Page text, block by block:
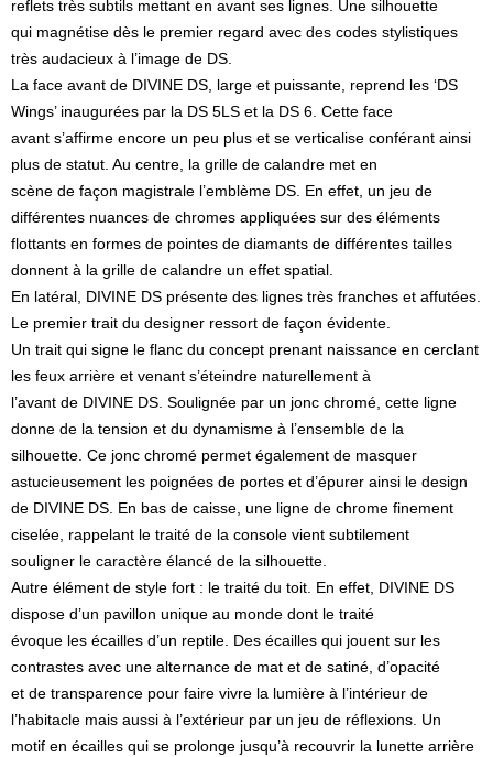
reflets très subtils mettant en avant ses lignes. Une silhouette
qui magnétise dès le premier regard avec des codes stylistiques
très audacieux à l’image de DS.
La face avant de DIVINE DS, large et puissante, reprend les ‘DS
Wings’ inaugurées par la DS 5LS et la DS 6. Cette face
avant s’affirme encore un peu plus et se verticalise conférant ainsi
plus de statut. Au centre, la grille de calandre met en
scène de façon magistrale l’emblème DS. En effet, un jeu de
différentes nuances de chromes appliquées sur des éléments
flottants en formes de pointes de diamants de différentes tailles
donnent à la grille de calandre un effet spatial.
En latéral, DIVINE DS présente des lignes très franches et affutées.
Le premier trait du designer ressort de façon évidente.
Un trait qui signe le flanc du concept prenant naissance en cerclant
les feux arrière et venant s’éteindre naturellement à
l’avant de DIVINE DS. Soulignée par un jonc chromé, cette ligne
donne de la tension et du dynamisme à l’ensemble de la
silhouette. Ce jonc chromé permet également de masquer
astucieusement les poignées de portes et d’épurer ainsi le design
de DIVINE DS. En bas de caisse, une ligne de chrome finement
ciselée, rappelant le traité de la console vient subtilement
souligner le caractère élancé de la silhouette.
Autre élément de style fort : le traité du toit. En effet, DIVINE DS
dispose d’un pavillon unique au monde dont le traité
évoque les écailles d’un reptile. Des écailles qui jouent sur les
contrastes avec une alternance de mat et de satiné, d’opacité
et de transparence pour faire vivre la lumière à l’intérieur de
l’habitacle mais aussi à l’extérieur par un jeu de réflexions. Un
motif en écailles qui se prolonge jusqu’à recouvrir la lunette arrière